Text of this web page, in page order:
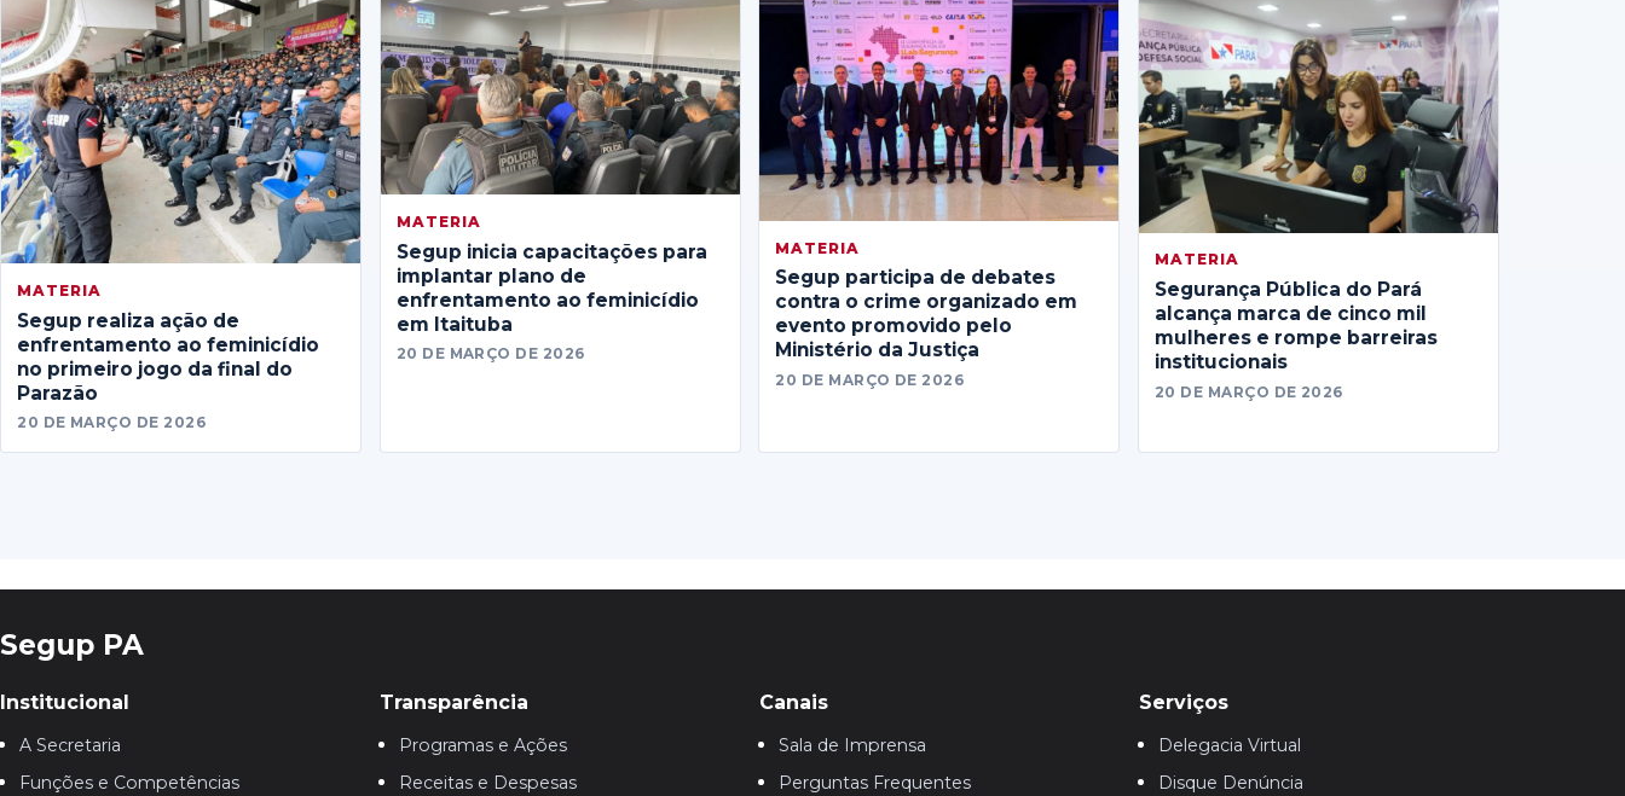
MATERIA
Segup realiza ação de
enfrentamento ao feminicídio
no primeiro jogo da final do
Parazão
20 DE MARÇO DE 2026
MATERIA
Segup inicia capacitações para
implantar plano de
enfrentamento ao feminicídio
em Itaituba
20 DE MARÇO DE 2026
MATERIA
Segup participa de debates
contra o crime organizado em
evento promovido pelo
Ministério da Justiça
20 DE MARÇO DE 2026
MATERIA
Segurança Pública do Pará
alcança marca de cinco mil
mulheres e rompe barreiras
institucionais
20 DE MARÇO DE 2026
Segup PA
Institucional
A Secretaria
Funções e Competências
Transparência
Programas e Ações
Receitas e Despesas
Canais
Sala de Imprensa
Perguntas Frequentes
Serviços
Delegacia Virtual
Disque Denúncia